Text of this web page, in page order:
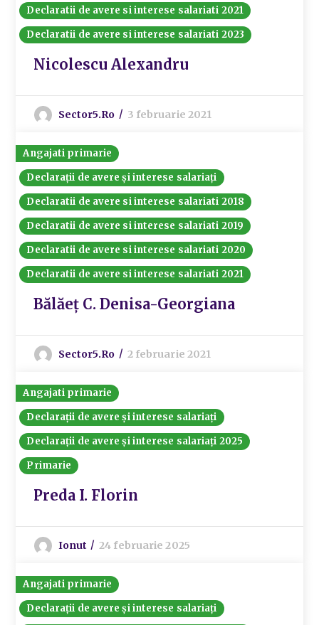
Declaratii de avere si interese salariati 2021
Declaratii de avere si interese salariati 2023
Nicolescu Alexandru
Sector5.ro 3 februarie 2021
Angajati primarie
Declarații de avere și interese salariați
Declaratii de avere si interese salariati 2018
Declaratii de avere si interese salariati 2019
Declaratii de avere si interese salariati 2020
Declaratii de avere si interese salariati 2021
Bălăeț C. Denisa-Georgiana
Sector5.ro 2 februarie 2021
Angajati primarie
Declarații de avere și interese salariați
Declarații de avere și interese salariați 2025
Primarie
Preda I. Florin
Ionut 24 februarie 2025
Angajati primarie
Declarații de avere și interese salariați